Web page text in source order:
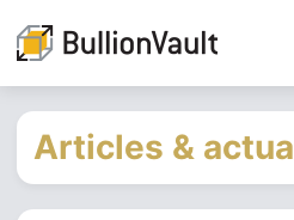
Articles &